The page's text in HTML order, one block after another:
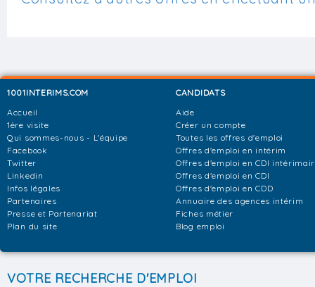
1001INTERIMS.COM
Accueil
1ère visite
Qui sommes-nous - L'équipe
Facebook
Twitter
Linkedin
Infos légales
Partenaires
Presse et Partenariat
Plan du site
CANDIDATS
Aide
Créer un compte
Toutes les offres d'emploi
Offres d'emploi en intérim
Offres d'emploi en CDI
Offres d'emploi en CDI
Offres d'emploi en CDD
Annuaire des agences intérim
Fiches métier
Blog emploi
VOTRE RECHERCHE D'EMPLOI